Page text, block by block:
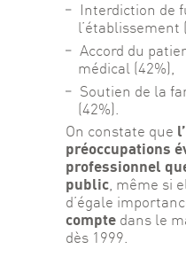
Interdiction de
l’établissement
Accord du
médical (42%),
Soutien de la
(42%).
On constate que
préoccupations
professionnel
public, même si
d’égale
compte dans le
dès 1999.